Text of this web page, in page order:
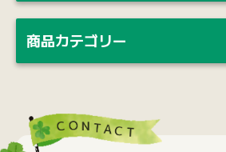
商品カテゴリー